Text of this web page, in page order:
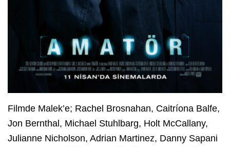
Filmde Malek’e; Rachel Brosnahan, Caitríona Balfe,
Jon Bernthal, Michael Stuhlbarg, Holt McCallany,
Julianne Nicholson, Adrian Martinez, Danny Sapani